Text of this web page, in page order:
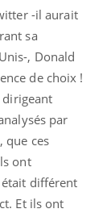
-il aurait
sa
, Donald
de choix !
dirigeant
par
que ces
ont
différent
Et ils ont